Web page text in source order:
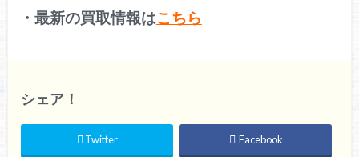
・最新の買取情報はこちら
シェア！
Twitter Facebook